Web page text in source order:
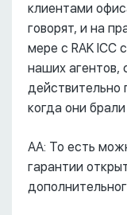
клиентами
говорят, и на
мере с RAK
наших агентов,
действительно
когда они
АА: То есть
гарантии